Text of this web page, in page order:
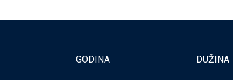
GODINA DUŽINA